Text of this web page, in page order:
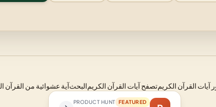
القرآن الكريمتصفح آيات القرآن الكريمالبحثآية عشوائية من القرآن
FEATURED
PRODUCT HUNT